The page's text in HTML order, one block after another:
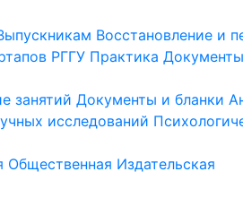
Восстановление и
РГГУ Практика
занятий Документы и бланки
исследований
Общественная Издательская